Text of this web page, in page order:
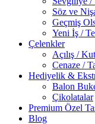
Söz ve
Geçmiş
Yeni İş /
Çelenkler
Açılış /
Cenaze /
Hediyelik &
Balon
Çikolatalar
Premium Özel
Blog